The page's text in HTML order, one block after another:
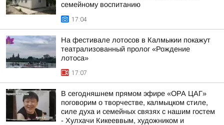
семейному воспитанию
17:04
На фестивале лотосов в Калмыкии покажут
театрализованный пролог «Рождение
лотоса»
17:07
В сегодняшнем прямом эфире «ОРА ЦАГ»
поговорим о творчестве, калмыцком стиле,
силе духа и семейных связях с нашим гостем
- Хулхачи Кикееввым, художником и